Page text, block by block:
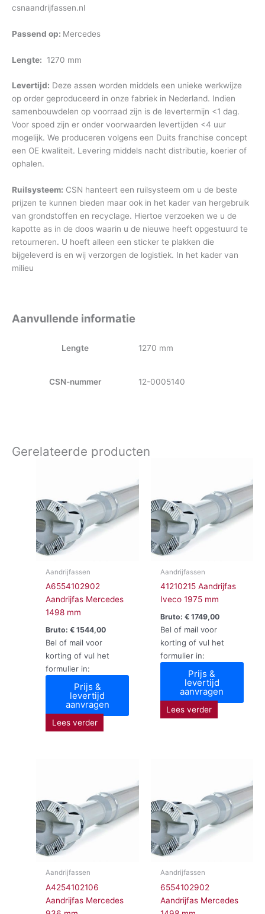
csnaandrijfassen.nl
Passend op: Mercedes
Lengte: 1270 mm
Levertijd: Deze assen worden middels een unieke werkwijze
op order geproduceerd in onze fabriek in Nederland. Indien
samenbouwdelen op voorraad zijn is de levertermijn <1 dag.
Voor spoed zijn er onder voorwaarden levertijden <4 uur
mogelijk. We produceren volgens een Duits franchise concept
een OE kwaliteit. Levering middels nacht distributie, koerier of
ophalen.
Ruilsysteem: CSN hanteert een ruilsysteem om u de beste
prijzen te kunnen bieden maar ook in het kader van hergebruik
van grondstoffen en recyclage. Hiertoe verzoeken we u de
kapotte as in de doos waarin u de nieuwe heeft opgestuurd te
retourneren. U hoeft alleen een sticker te plakken die
bijgeleverd is en wij verzorgen de logistiek. In het kader van
milieu
Aanvullende informatie
Lengte 1270 mm
CSN-nummer 12-0005140
Gerelateerde producten
Aandrijfassen
A6554102902
Aandrijfas Mercedes
1498 mm
Bruto:€ 1544,00
Bel of mail voor
korting of vul het
formulier in:
Prijs &
levertijd
aanvragen
Lees verder
Aandrijfassen
41210215 Aandrijfas
Iveco 1975 mm
Bruto: €1749,00
Bel of mail voor
korting of vul het
formulier in:
Prijs &
levertijd
aanvragen
Lees verder
Aandrijfassen
A4254102106
Aandrijfas Mercedes
Aandrijfassen
6554102902
Aandrijfas Mercedes